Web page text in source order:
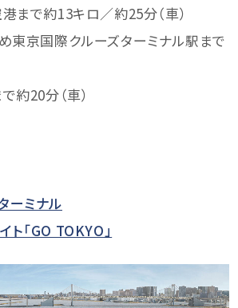
まで約13キロ／約25分（車）
東京国際クルーズターミナル駅まで
約20分（車）
ーミナル
「GO TOKYO」